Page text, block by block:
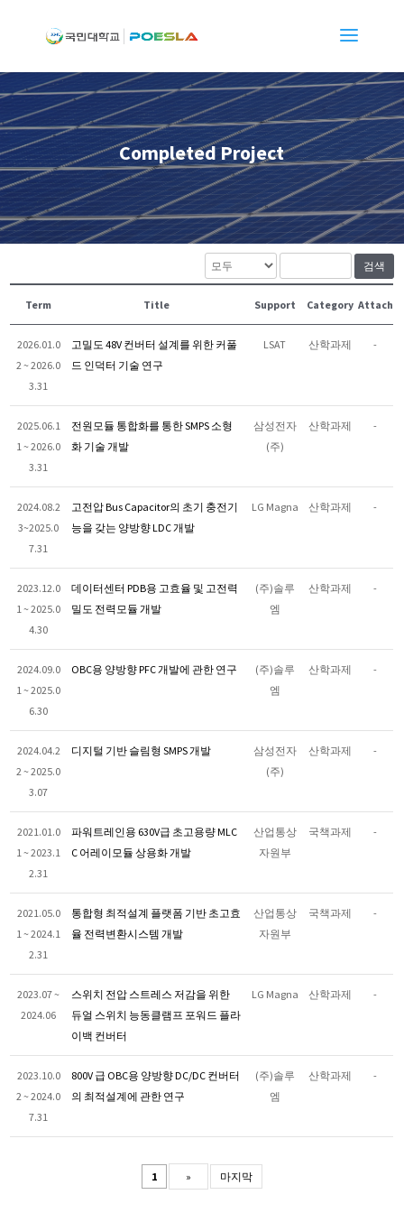
Completed Project
검색
Term Title Support Category Attach
2026.01.0
2 ~ 2026.0
3.31
고밀도 48V 컨버터 설계를 위한 커풀
드 인덕터 기술 연구
LSAT 산학과제 -
2025.06.1
1 ~ 2026.0
3.31
전원모듈 통합화를 통한 SMPS 소형
화 기술 개발
삼성전자
(주)
산학과제 -
2024.08.2
3~2025.0
7.31
고전압 Bus Capacitor의 초기 충전기
능을 갖는 양방향 LDC 개발
LG Magna 산학과제 -
2023.12.0
1 ~ 2025.0
4.30
데이터센터 PDB용 고효율 및 고전력
밀도 전력모듈 개발
(주)솔루
엠
산학과제 -
2024.09.0
1 ~ 2025.0
6.30
OBC용 양방향 PFC 개발에 관한 연구
(주)솔루
엠
산학과제 -
2024.04.2
2 ~ 2025.0
3.07
디지털 기반 슬림형 SMPS 개발
삼성전자
(주)
산학과제 -
2021.01.0
1 ~ 2023.1
2.31
파워트레인용 630V급 초고용량 MLC
C 어레이모듈 상용화 개발
산업통상
자원부
국책과제 -
2021.05.0
1 ~ 2024.1
2.31
통합형 최적설계 플랫폼 기반 초고효
율 전력변환시스템 개발
산업통상
자원부
국책과제 -
2023.07 ~
2024.06
스위치 전압 스트레스 저감을 위한
듀얼 스위치 능동클램프 포워드 플라
이백 컨버터
LG Magna 산학과제 -
2023.10.0
2 ~ 2024.0
7.31
800V 급 OBC용 양방향 DC/DC 컨버터
의 최적설계에 관한 연구
(주)솔루
엠
산학과제 -
1 » 마지막